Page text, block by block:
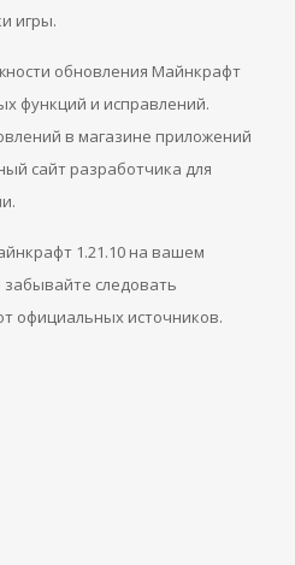
игры.
обновления Майнкрафт
функций и исправлений.
в магазине приложений
сайт разработчика для
1.21.10 на вашем
следовать
официальных источников.